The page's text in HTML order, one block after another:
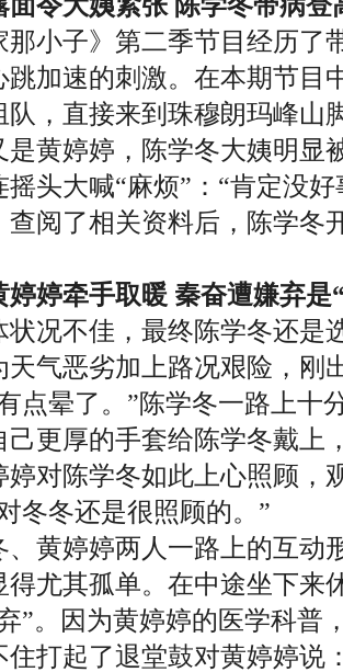
子》第二季节目经历了
跳加速的刺激。在本期节目
队，直接来到珠穆朗玛峰山
是黄婷婷，陈学冬大姨明显
头大喊“麻烦”：“肯定没好
了相关资料后，陈学冬
婷婷牵手取暖 秦奋遭嫌弃是
不佳，最终陈学冬还是
天气恶劣加上路况艰险，刚
点晕了。”陈学冬一路上十
己更厚的手套给陈学冬戴上
婷对陈学冬如此上心照顾，
冬冬还是很照顾的。”
婷婷两人一路上的互动
得尤其孤单。在中途坐下来
”。因为黄婷婷的医学科普
住打起了退堂鼓对黄婷婷说